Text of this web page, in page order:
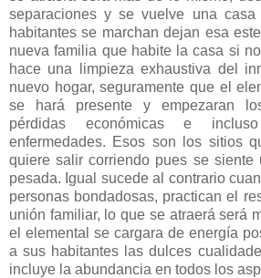
separaciones y se vuelve una casa
habitantes se marchan dejan esa
nueva familia que habite la casa si
hace una limpieza exhaustiva del
nuevo hogar, seguramente que el
se hará presente y empezaran
pérdidas económicas e
enfermedades. Esos son los sitios
quiere salir corriendo pues se siente
pesada. Igual sucede al contrario
personas bondadosas, practican el
unión familiar, lo que se atraerá será
el elemental se cargara de energía
a sus habitantes las dulces
incluye la abundancia en todos los